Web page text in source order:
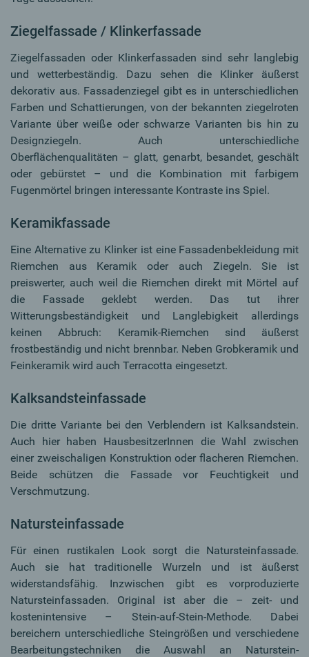
Ziegelfassade / Klinkerfassade
Ziegelfassaden oder Klinkerfassaden sind sehr langlebig
und wetterbeständig. Dazu sehen die Klinker äußerst
dekorativ aus. Fassadenziegel gibt es in unterschiedlichen
Farben und Schattierungen, von der bekannten ziegelroten
Variante über weiße oder schwarze Varianten bis hin zu
Designziegeln. Auch unterschiedliche
Oberflächenqualitäten – glatt, genarbt, besandet, geschält
oder gebürstet – und die Kombination mit farbigem
Fugenmörtel bringen interessante Kontraste ins Spiel.
Keramikfassade
Eine Alternative zu Klinker ist eine Fassadenbekleidung mit
Riemchen aus Keramik oder auch Ziegeln. Sie ist
preiswerter, auch weil die Riemchen direkt mit Mörtel auf
die Fassade geklebt werden. Das tut ihrer
Witterungsbeständigkeit und Langlebigkeit allerdings
keinen Abbruch: Keramik-Riemchen sind äußerst
frostbeständig und nicht brennbar. Neben Grobkeramik und
Feinkeramik wird auch Terracotta eingesetzt.
Kalksandsteinfassade
Die dritte Variante bei den Verblendern ist Kalksandstein.
Auch hier haben HausbesitzerInnen die Wahl zwischen
einer zweischaligen Konstruktion oder flacheren Riemchen.
Beide schützen die Fassade vor Feuchtigkeit und
Verschmutzung.
Natursteinfassade
Für einen rustikalen Look sorgt die Natursteinfassade.
Auch sie hat traditionelle Wurzeln und ist äußerst
widerstandsfähig. Inzwischen gibt es vorproduzierte
Natursteinfassaden. Original ist aber die – zeit- und
kostenintensive – Stein-auf-Stein-Methode. Dabei
bereichern unterschiedliche Steingrößen und verschiedene
Bearbeitungstechniken die Auswahl an Naturstein-